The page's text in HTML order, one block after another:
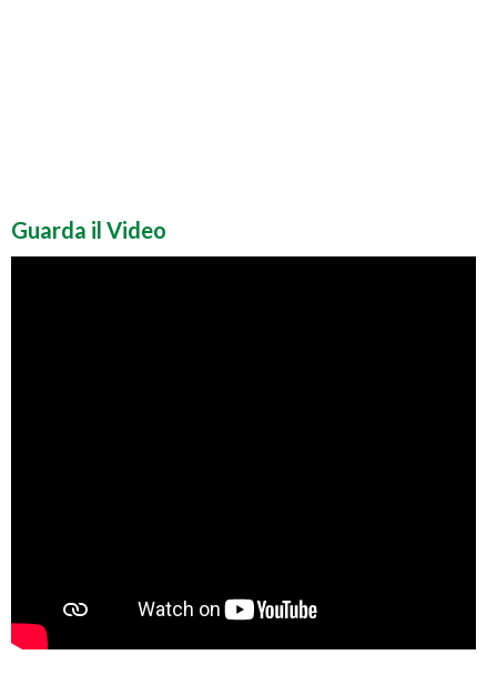
Guarda il Video